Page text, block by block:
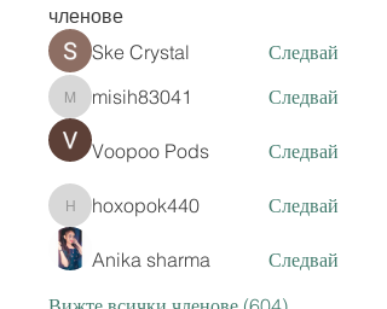
членове
Ske Crystal Следвай
misih83041
misih83041 Следвай
Voopoo Pods Следвай
hoxopok440
hoxopok440 Следвай
Anika sharma
Следвай